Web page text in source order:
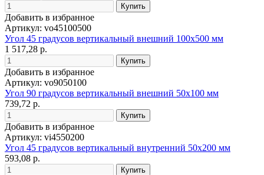
Добавить в избранное
Артикул: vo45100500
Угол 45 градусов вертикальный внешний 100x500 мм
1 517,28 р.
Добавить в избранное
Артикул: vo9050100
Угол 90 градусов вертикальный внешний 50x100 мм
739,72 р.
Добавить в избранное
Артикул: vi4550200
Угол 45 градусов вертикальный внутренний 50x200 мм
593,08 р.